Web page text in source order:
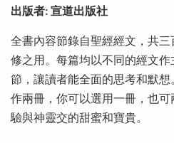
出版者: 宣道出版社
全書內容節錄自聖經經文，共
修之用。每篇均以不同的經文
節，讓讀者能全面的思考和默
作兩冊，你可以選用一冊，也
驗與神靈交的甜蜜和寶貴。